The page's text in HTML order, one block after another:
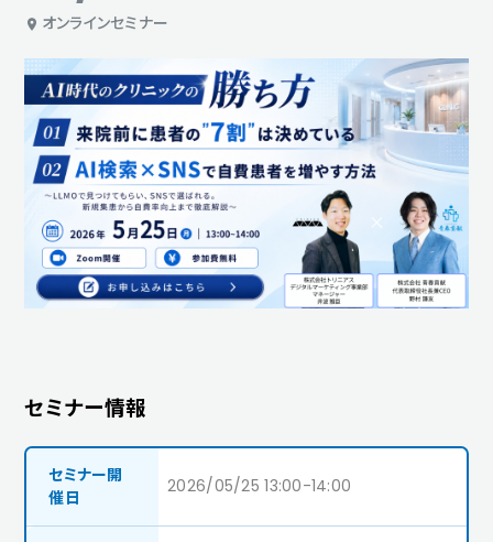
オンラインセミナー
セミナー情報
セミナー開
催日
2026/05/25 13:00-14:00